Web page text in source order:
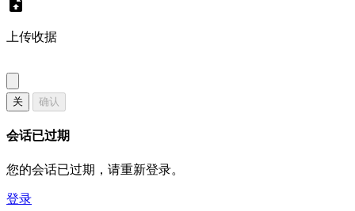
上传收据
关 确认
会话已过期
您的会话已过期，请重新登录。
登录